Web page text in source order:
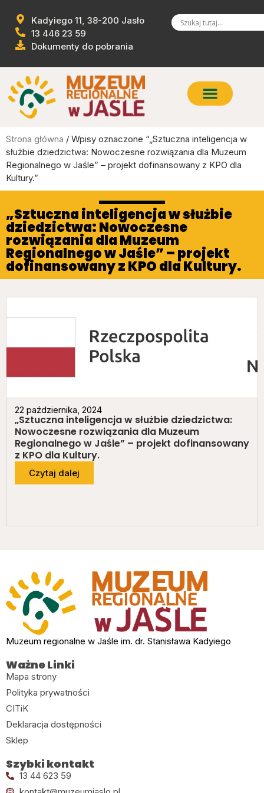
Kadyiego 11, 38-200 Jasło
13 446 23 59
Dokumenty do pobrania
Strona główna / Wpisy oznaczone “„Sztuczna inteligencja w
służbie dziedzictwa: Nowoczesne rozwiązania dla Muzeum
Regionalnego w Jaśle” – projekt dofinansowany z KPO dla
Kultury.”
„Sztuczna inteligencja w służbie
dziedzictwa: Nowoczesne
rozwiązania dla Muzeum
Regionalnego w Jaśle” – projekt
dofinansowany z KPO dla Kultury.
22 października, 2024
„Sztuczna inteligencja w służbie dziedzictwa:
Nowoczesne rozwiązania dla Muzeum
Regionalnego w Jaśle” – projekt dofinansowany
z KPO dla Kultury.
Czytaj dalej
Muzeum regionalne w Jaśle im. dr. Stanisława Kadyiego
Ważne Linki
Mapa strony
Polityka prywatności
CITiK
Deklaracja dostępności
Sklep
Szybki kontakt
13 44 623 59